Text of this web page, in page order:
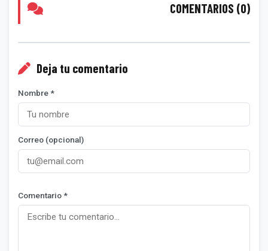
COMENTARIOS (0)
Deja tu comentario
Nombre *
Correo (opcional)
Comentario *